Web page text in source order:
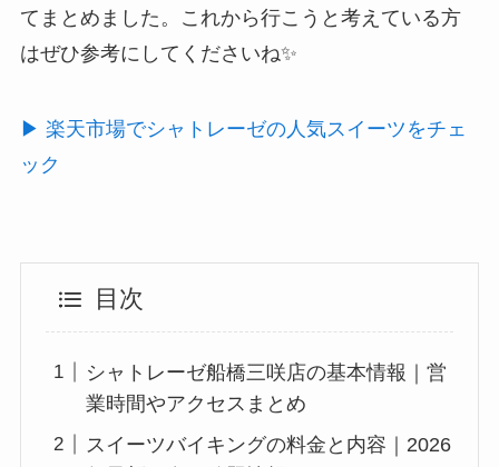
てまとめました。これから行こうと考えている方
はぜひ参考にしてくださいね✨
▶ 楽天市場でシャトレーゼの人気スイーツをチェ
ック
目次
シャトレーゼ船橋三咲店の基本情報｜営
業時間やアクセスまとめ
スイーツバイキングの料金と内容｜2026